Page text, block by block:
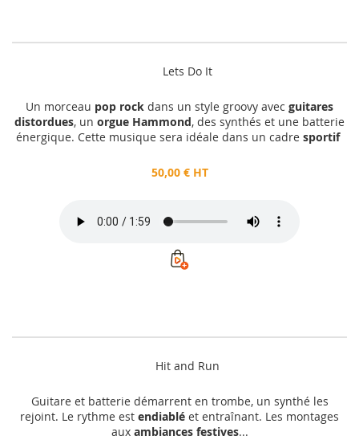
Lets Do It
Un morceau pop rock dans un style groovy avec guitares
distordues, un orgue Hammond, des synthés et une batterie
énergique. Cette musique sera idéale dans un cadre sportif
50,00 € HT
Hit and Run
Guitare et batterie démarrent en trombe, un synthé les
rejoint. Le rythme est endiablé et entraînant. Les montages
aux ambiances festives...